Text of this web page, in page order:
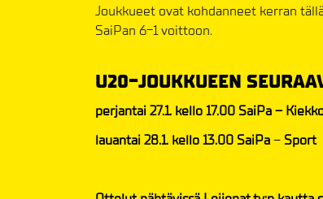
Joukkueet ovat kohdanneet kerran
SaiPan 6-1 voittoon.
U20-JOUKKUEEN
perjantai 27.1. kello 17.00 SaiPa –
lauantai 28.1. kello 13.00 SaiPa– Sport